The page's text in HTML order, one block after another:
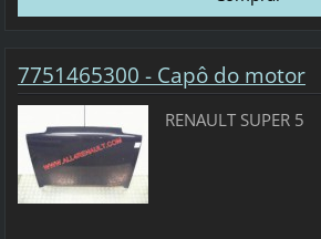
7751465300 - Capô do motor
RENAULT SUPER 5